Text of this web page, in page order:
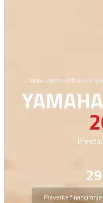
Domov> Moto> Offroad >Side
YAMAHA
Preverite